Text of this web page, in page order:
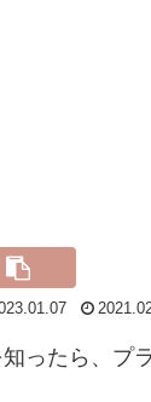
ったら、プ